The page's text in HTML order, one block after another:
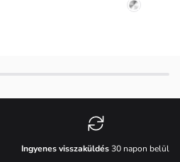
Ingyenes visszaküldés30 napon belül